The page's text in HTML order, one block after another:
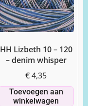
HH Lizbeth 10 – 120
– denim whisper
€4,35
Toevoegen aan
winkelwagen